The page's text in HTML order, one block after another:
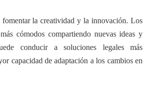
fomentar la creatividad y la innovación. Los
cómodos compartiendo nuevas ideas y
conducir a soluciones legales más
capacidad de adaptación a los cambios en